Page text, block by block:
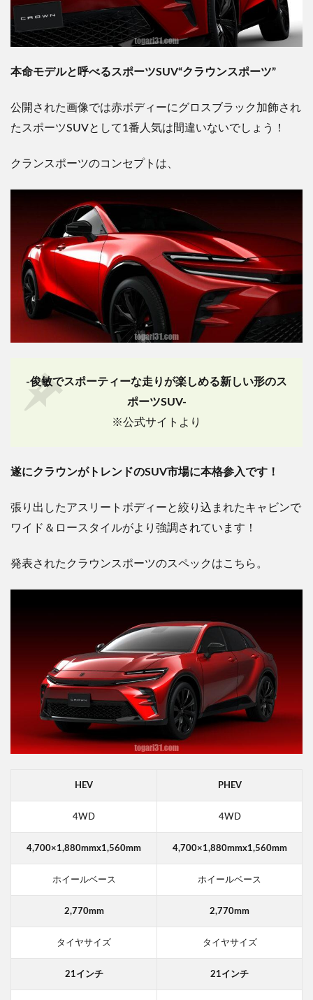
本命モデルと呼べるスポーツSUV“クラウンスポーツ”
公開された画像では赤ボディーにグロスブラック加飾され
たスポーツSUVとして1番人気は間違いないでしょう！
クランスポーツのコンセプトは、
-俊敏でスポーティーな走りが楽しめる新しい形のス
ポーツSUV-
※公式サイトより
遂にクラウンがトレンドのSUV市場に本格参入です！
張り出したアスリートボディーと絞り込まれたキャビンで
ワイド＆ロースタイルがより強調されています！
発表されたクラウンスポーツのスペックはこちら。
HEV PHEV
4WD 4WD
4,700×1,880mmx1,560mm 4,700×1,880mmx1,560mm
ホイールベース ホイールベース
2,770mm 2,770mm
タイヤサイズ タイヤサイズ
21インチ 21インチ